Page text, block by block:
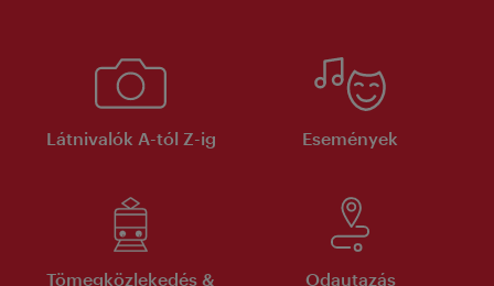
Látnivalók A-tól Z-ig Események
Tömegközlekedés &
Odautazás